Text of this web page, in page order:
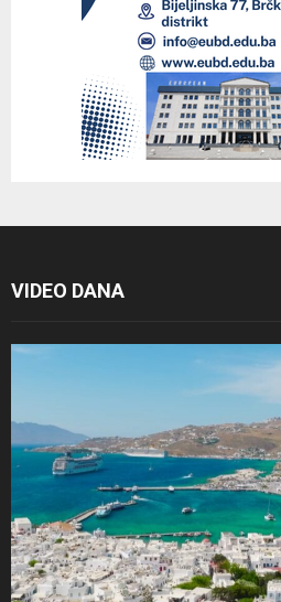
VIDEO DANA